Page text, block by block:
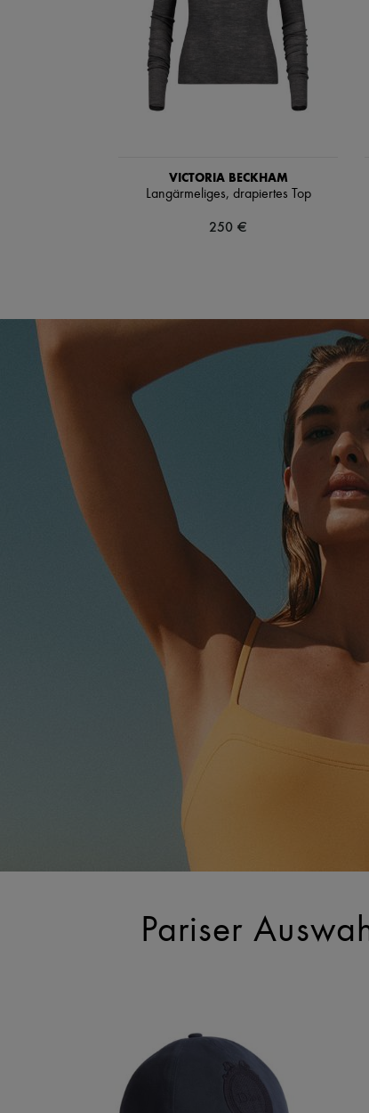
VICTORIA BECKHAM
Langärmeliges, drapiertes Top
250 €
Pariser